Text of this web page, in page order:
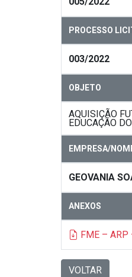
PROCESSO
003/2022
OBJETO
AQUISIÇÃO
EDUCAÇÃO
EMPRESA/
GEOVANIA
ANEXOS
FME – ARP
VOLTAR